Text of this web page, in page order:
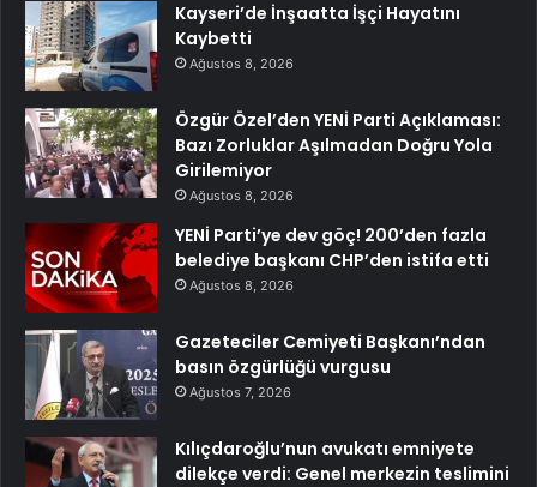
Kayseri’de İnşaatta İşçi Hayatını
Kaybetti
Ağustos 8, 2026
Özgür Özel’den YENİ Parti Açıklaması:
Bazı Zorluklar Aşılmadan Doğru Yola
Girilemiyor
Ağustos 8, 2026
YENİ Parti’ye dev göç! 200’den fazla
belediye başkanı CHP’den istifa etti
Ağustos 8, 2026
Gazeteciler Cemiyeti Başkanı’ndan
basın özgürlüğü vurgusu
Ağustos 7, 2026
Kılıçdaroğlu’nun avukatı emniyete
dilekçe verdi: Genel merkezin teslimini